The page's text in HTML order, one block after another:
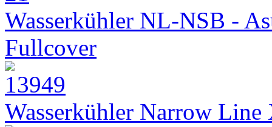
Wasserkühler NL-NSB -
Fullcover
Wasserkühler Narrow